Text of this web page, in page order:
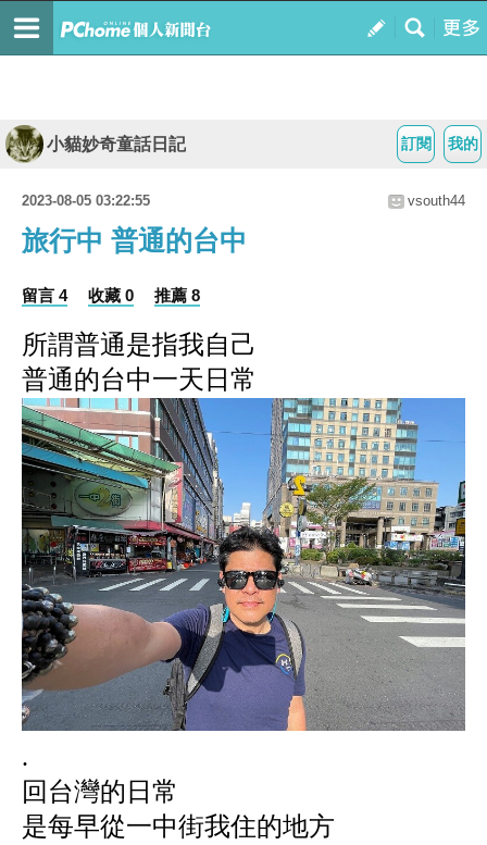
我的
訂閱
小貓妙奇童話日記
2023-08-05 03:22:55 vsouth44
旅行中 普通的台中
留言 4 收藏 0 推薦 8
所謂普通是指我自己
普通的台中一天日常
.
回台灣的日常
是每早從一中街我住的地方